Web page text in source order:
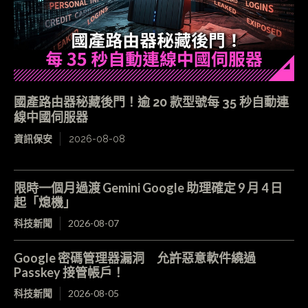
國產路由器秘藏後門！逾 20 款型號每 35 秒自動連
線中國伺服器
資訊保安 2026-08-08
限時一個月過渡 Gemini Google 助理確定 9 月 4 日
起「熄機」
科技新聞 2026-08-07
Google 密碼管理器漏洞 允許惡意軟件繞過
Passkey 接管帳戶！
科技新聞 2026-08-05